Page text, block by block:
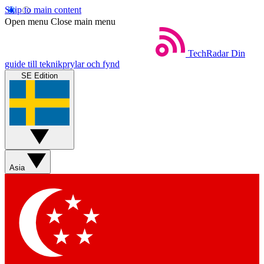
Skip to main content
Open menu Close main menu
TechRadar Din
guide till teknikprylar och fynd
SE Edition
Asia